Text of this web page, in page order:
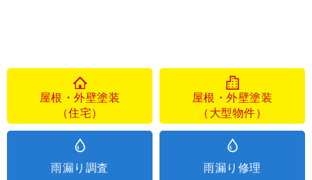
屋根・外壁塗装
（住宅）
屋根・外壁塗装
（大型物件）
雨漏り調査 雨漏り修理